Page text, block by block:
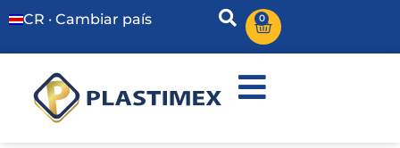
CR · Cambiar país 0